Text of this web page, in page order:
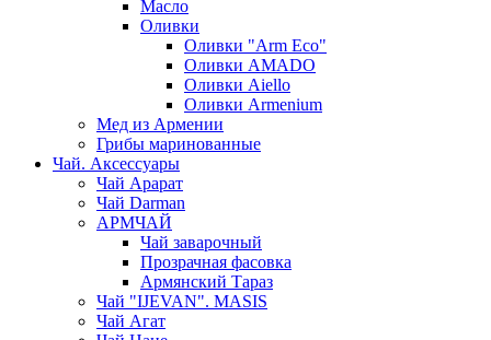
Масло
Оливки
Оливки "Arm Eco"
Оливки AMADO
Оливки Aiello
Оливки Armenium
Мед из Армении
Грибы маринованные
Чай. Аксессуары
Чай Арарат
Чай Darman
АРМЧАЙ
Чай заварочный
Прозрачная фасовка
Армянский Тараз
Чай "IJEVAN". MASIS
Чай Агат